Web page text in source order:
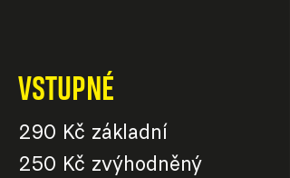
VSTUPNÉ
290 Kč základní
250 Kč zvýhodněný